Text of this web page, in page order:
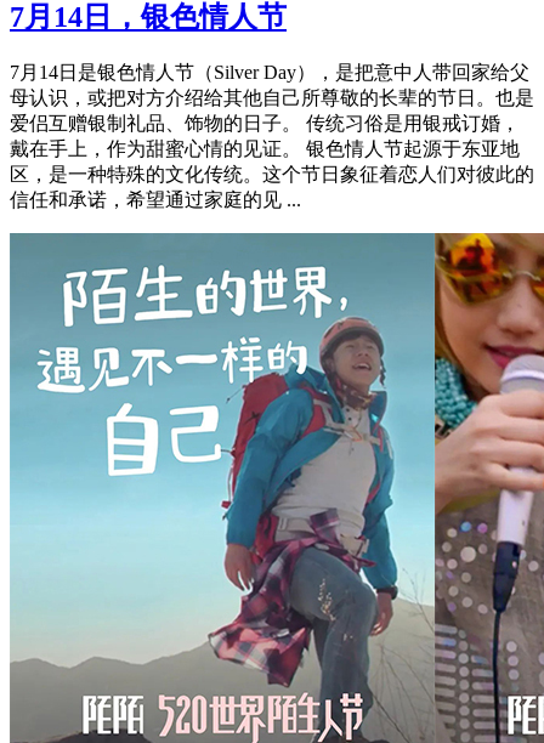
7月14日，银色情人节
7月14日是银色情人节（Silver Day），是把意中人带回家给父
母认识，或把对方介绍给其他自己所尊敬的长辈的节日。也是
爱侣互赠银制礼品、饰物的日子。 传统习俗是用银戒订婚，
戴在手上，作为甜蜜心情的见证。 银色情人节起源于东亚地
区，是一种特殊的文化传统。这个节日象征着恋人们对彼此的
信任和承诺，希望通过家庭的见 ...